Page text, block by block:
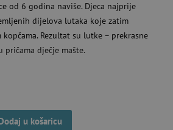
od 6 godina naviše. Djeca najprije
dijelova lutaka koje zatim
Rezultat su lutke – prekrasne
dječje mašte.
u košaricu